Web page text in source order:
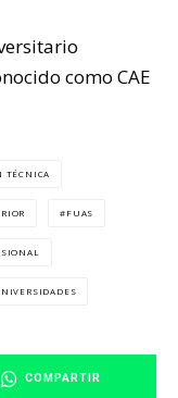
como CAE
TÉCNICA
FUAS
COMPARTIR